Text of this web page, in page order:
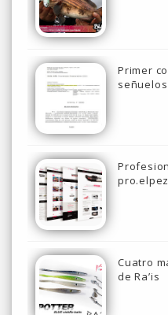
Primer
Cuatro
de Ra’is